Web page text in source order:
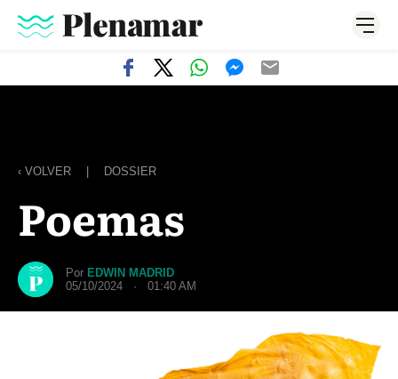
‹ VOLVER DOSSIER
Poemas
Por EDWIN MADRID
05/10/2024 · 01:40 AM